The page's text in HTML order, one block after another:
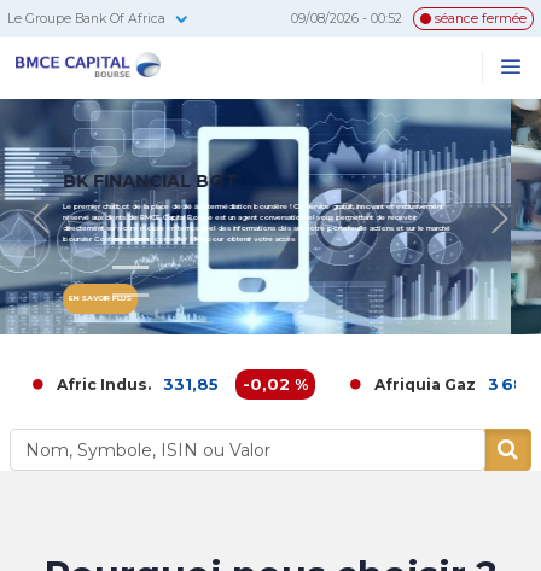
Le Groupe Bank Of Africa 09/08/2026 - 00:52 séance fermée
Bourse
EN SAVOIR PLUS
Previous
Afric Indus. 331,85 -0,02 % Afriquia Gaz 3 680,00